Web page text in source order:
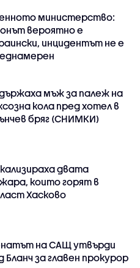
министерство:
вероятно е
инцидентът не е
мъж за палеж на
кола пред хотел в
бряг (СНИМКИ)
двата
които горят в
Хасково
на САЩ утвърди
Бланч за главен прокурор